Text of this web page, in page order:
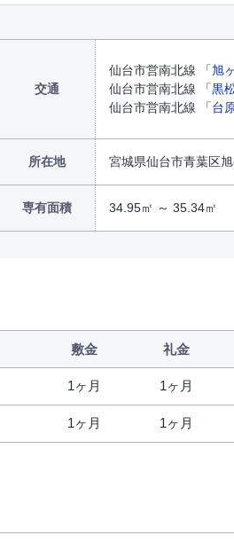
交通
仙台市営南北線 「旭
仙台市営南北線 「黒
仙台市営南北線 「台
所在地 宮城県仙台市青葉区
専有面積 34.95㎡ ～ 35.34㎡
敷金 礼金
1ヶ月 1ヶ月
1ヶ月 1ヶ月